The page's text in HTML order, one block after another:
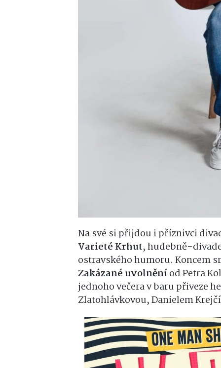
Na své si přijdou i příznivci
Varieté Krhut, hudebně-
ostravského humoru. Koncem
Zakázané uvolněníod Petra
jednoho večera v baru přiveze
Zlatohlávkovou, Danielem